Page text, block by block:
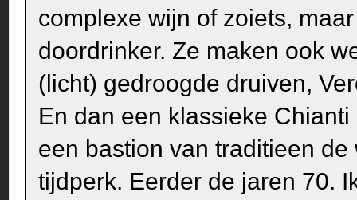
complexe wijn of zoiets,
doordrinker. Ze maken ook
(licht) gedroogde druiven,
En dan een klassieke
een bastion van traditieen
tijdperk. Eerder de jaren 70.